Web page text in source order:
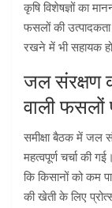
कृषि विशेषज्ञों का
फसलों की
रखने में भी सहायक
जल संरक्षण
वाली फसलों
समीक्षा बैठक में जल
महत्वपूर्ण चर्चा की
कि किसानों को कम
की खेती के लिए